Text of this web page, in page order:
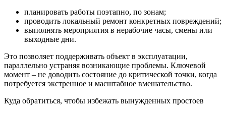
планировать работы поэтапно, по зонам;
проводить локальный ремонт конкретных повреждений;
выполнять мероприятия в нерабочие часы, смены или
выходные дни.
Это позволяет поддерживать объект в эксплуатации,
параллельно устраняя возникающие проблемы. Ключевой
момент – не доводить состояние до критической точки, когда
потребуется экстренное и масштабное вмешательство.
Куда обратиться, чтобы избежать вынужденных простоев